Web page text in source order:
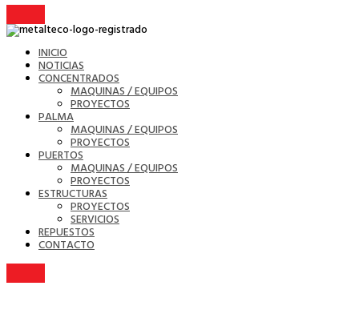
INICIO
NOTICIAS
CONCENTRADOS
MAQUINAS / EQUIPOS
PROYECTOS
PALMA
MAQUINAS / EQUIPOS
PROYECTOS
PUERTOS
MAQUINAS / EQUIPOS
PROYECTOS
ESTRUCTURAS
PROYECTOS
SERVICIOS
REPUESTOS
CONTACTO